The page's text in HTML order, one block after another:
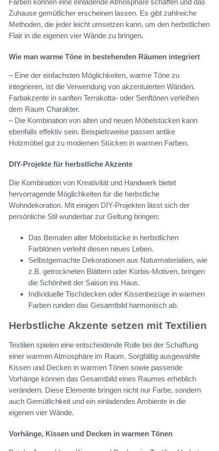
Farben können eine einladende Atmosphäre schaffen und das
Zuhause gemütlicher erscheinen lassen. Es gibt zahlreiche
Methoden, die jeder leicht umsetzen kann, um den herbstlichen
Flair in die eigenen vier Wände zu bringen.
Wie man warme Töne in bestehenden Räumen integriert
– Eine der einfachsten Möglichkeiten, warme Töne zu
integrieren, ist die Verwendung von akzentuierten Wänden.
Farbakzente in sanften Terrakotta- oder Senftönen verleihen
dem Raum Charakter.
– Die Kombination von alten und neuen Möbelstücken kann
ebenfalls effektiv sein. Beispielsweise passen antike
Holzmöbel gut zu modernen Stücken in warmen Farben.
DIY-Projekte für herbstliche Akzente
Die Kombination von Kreativität und Handwerk bietet
hervorragende Möglichkeiten für die herbstliche
Wohndekoration. Mit einigen DIY-Projekten lässt sich der
persönliche Stil wunderbar zur Geltung bringen:
Das Bemalen alter Möbelstücke in herbstlichen
Farbtönen verleiht diesen neues Leben.
Selbstgemachte Dekorationen aus Naturmaterialien, wie
z.B. getrockneten Blättern oder Kürbis-Motiven, bringen
die Schönheit der Saison ins Haus.
Individuelle Tischdecken oder Kissenbezüge in warmen
Farben runden das Gesamtbild harmonisch ab.
Herbstliche Akzente setzen mit Textilien
Textilien spielen eine entscheidende Rolle bei der Schaffung
einer warmen Atmosphäre im Raum. Sorgfältig ausgewählte
Kissen und Decken in warmen Tönen sowie passende
Vorhänge können das Gesamtbild eines Raumes erheblich
verändern. Diese Elemente bringen nicht nur Farbe, sondern
auch Gemütlichkeit und ein einladendes Ambiente in die
eigenen vier Wände.
Vorhänge, Kissen und Decken in warmen Tönen